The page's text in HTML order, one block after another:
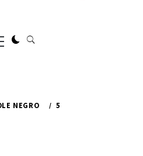
Menú
NEGRO
5